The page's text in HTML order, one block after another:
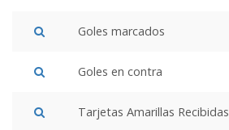
Goles marcados
Goles en contra
Tarjetas Amarillas Recibidas